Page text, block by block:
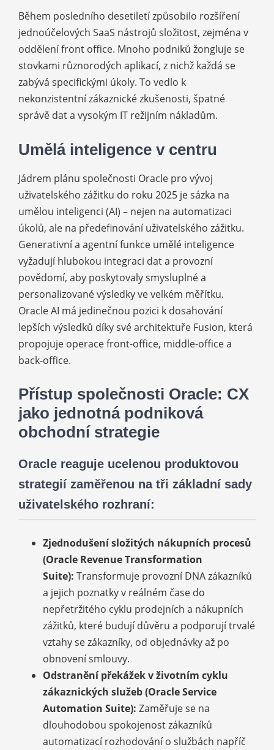
Během posledního desetiletí způsobilo rozšíření
jednoúčelových SaaS nástrojů složitost, zejména v
oddělení front office. Mnoho podniků žongluje se
stovkami různorodých aplikací, z nichž každá se
zabývá specifickými úkoly. To vedlo k
nekonzistentní zákaznické zkušenosti, špatné
správě dat a vysokým IT režijním nákladům.
Umělá inteligence v centru
Jádrem plánu společnosti Oracle pro vývoj
uživatelského zážitku do roku 2025 je sázka na
umělou inteligenci (AI) – nejen na automatizaci
úkolů, ale na předefinování uživatelského zážitku.
Generativní a agentní funkce umělé inteligence
vyžadují hlubokou integraci dat a provozní
povědomí, aby poskytovaly smysluplné a
personalizované výsledky ve velkém měřítku.
Oracle AI má jedinečnou pozici k dosahování
lepších výsledků díky své architektuře Fusion, která
propojuje operace front-office, middle-office a
back-office.
Přístup společnosti Oracle: CX
jako jednotná podniková
obchodní strategie
Oracle reaguje ucelenou produktovou
strategií zaměřenou na tři základní sady
uživatelského rozhraní:
Zjednodušení složitých nákupních procesů
(Oracle Revenue Transformation
Suite): Transformuje provozní DNA zákazníků
a jejich poznatky v reálném čase do
nepřetržitého cyklu prodejních a nákupních
zážitků, které budují důvěru a podporují trvalé
vztahy se zákazníky, od objednávky až po
obnovení smlouvy.
Odstranění překážek v životním cyklu
zákaznických služeb (Oracle Service
Automation Suite): Zaměřuje se na
dlouhodobou spokojenost zákazníků
automatizací rozhodování o službách napříč